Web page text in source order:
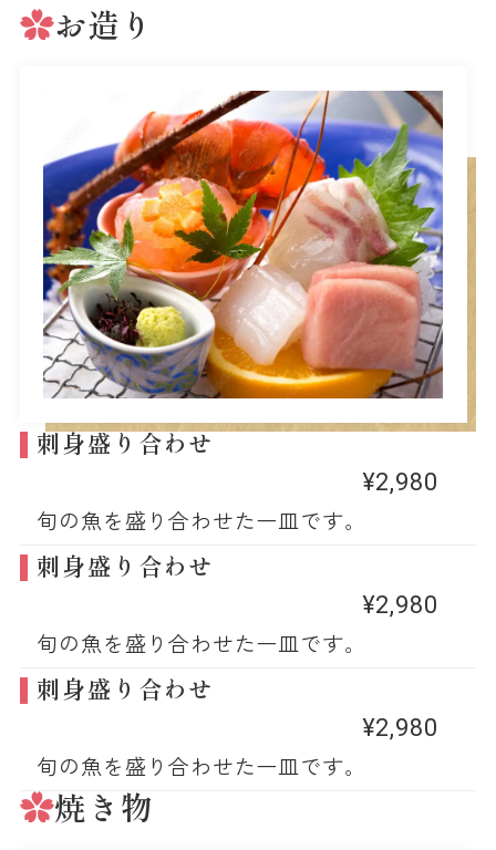
お造り
刺身盛り合わせ
¥2,980
旬の魚を盛り合わせた一皿です。
刺身盛り合わせ
¥2,980
旬の魚を盛り合わせた一皿です。
刺身盛り合わせ
¥2,980
旬の魚を盛り合わせた一皿です。
焼き物